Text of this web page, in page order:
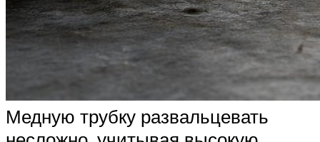
Медную трубку развальцевать